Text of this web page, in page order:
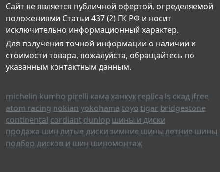
Сайт не является публичной офертой, определяемой
положениями Статьи 437 (2) ГК РФ и носит
исключительно информационный характер.
Для получения точной информации о наличии и
стоимости товара, пожалуйста, обращайтесь по
указанным контактным данным.
michelin kumho pirelli кама ханкук replica ls скад ifree
atom racing nokian yokohama toyo tigar bridgestone
continental cordiant dunlop шины и диски
продажа шин литые диски зимние шины летние шины
подбор дисков и шин шиномонтаж